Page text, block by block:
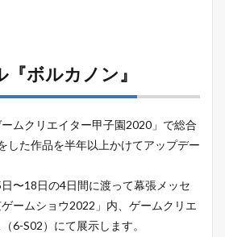
ボルカノン』
ームクリエイター甲子園2020」で総合
した作品を半年以上かけてアップデー
〜18日の4日間に渡って幕張メッセ
ームショウ2022」内、ゲームクリエ
6-S02）にて展示します。